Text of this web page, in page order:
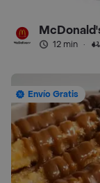
12 min ·
Envío Gratis